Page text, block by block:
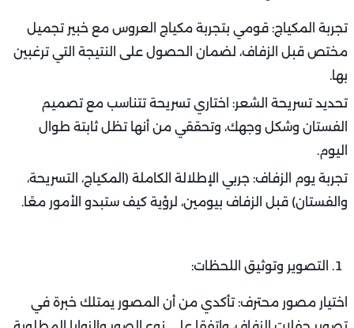
تجربة المكياج: قومي بتجربة مكياج العروس مع خبير تجميل
مختص قبل الزفاف، لضمان الحصول على النتيجة التي ترغبين
بها.
تحديد تسريحة الشعر: اختاري تسريحة تتناسب مع تصميم
الفستان وشكل وجهك، وتحققي من أنها تظل ثابتة طوال
اليوم.
تجربة يوم الزفاف: جربي الإطلالة الكاملة (المكياج، التسريحة،
والفستان) قبل الزفاف بيومين، لرؤية كيف ستبدو الأمور معًا.
التصوير وتوثيق اللحظات:
اختيار مصور محترف: تأكدي من أن المصور يمتلك خبرة في